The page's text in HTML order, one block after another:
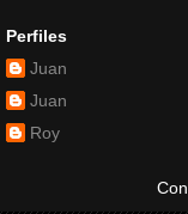
Perfiles
Juan
Juan
Roy